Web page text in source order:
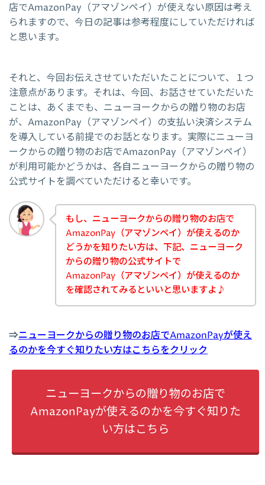
店でAmazonPay（アマゾンペイ）が使えない原因は考え
られますので、今日の記事は参考程度にしていただければ
と思います。
それと、今回お伝えさせていただいたことについて、１つ
注意点があります。それは、今回、お話させていただいた
ことは、あくまでも、ニューヨークからの贈り物のお店
が、AmazonPay（アマゾンペイ）の支払い決済システム
を導入している前提でのお話となります。実際にニューヨ
ークからの贈り物のお店でAmazonPay（アマゾンペイ）
が利用可能かどうかは、各自ニューヨークからの贈り物の
公式サイトを調べていただけると幸いです。
もし、ニューヨークからの贈り物のお店で
AmazonPay（アマゾンペイ）が使えるのか
どうかを知りたい方は、下記、ニューヨーク
からの贈り物の公式サイトで
AmazonPay（アマゾンペイ）が使えるのか
を確認されてみるといいと思いますよ♪
⇒ニューヨークからの贈り物のお店でAmazonPayが使え
るのかを今すぐ知りたい方はこちらをクリック
ニューヨークからの贈り物のお店で
AmazonPayが使えるのかを今すぐ知りた
い方はこちら